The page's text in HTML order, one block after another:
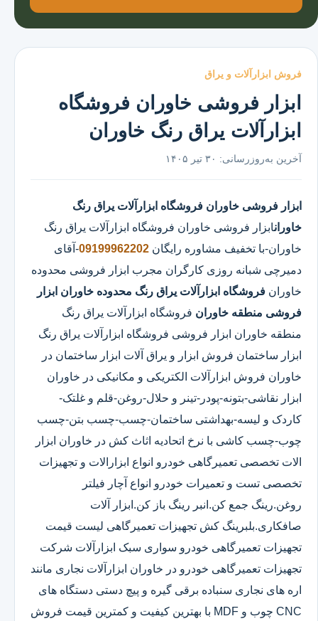
فروش ابزارآلات و یراق
ابزار فروشی خاوران فروشگاه
ابزارآلات یراق رنگ خاوران
آخرین به‌روزرسانی: ۳۰ تیر ۱۴۰۵
ابزار فروشی خاوران فروشگاه ابزارآلات یراق رنگ
خاورانابزار فروشی خاوران فروشگاه ابزارآلات یراق رنگ
خاوران-با تخفیف مشاوره رایگان 09199962202-آقای
دمیرچی شبانه روزی کارگران مجرب ابزار فروشی محدوده
خاوران فروشگاه ابزارآلات یراق رنگ محدوده خاوران ابزار
فروشی منطقه خاوران فروشگاه ابزارآلات یراق رنگ
منطقه خاوران ابزار فروشی فروشگاه ابزارآلات یراق رنگ
ابزار ساختمان فروش ابزار و یراق آلات ابزار ساختمان در
خاوران فروش ابزارآلات الکتریکی و مکانیکی در خاوران
ابزار نقاشی-بتونه-پودر-تینر و حلال-روغن-قلم و غلتک-
کاردک و لیسه-بهداشتی ساختمان-چسب-چسب بتن-چسب
چوب-چسب کاشی با نرخ اتحادیه اثاث کش در خاوران ابزار
الات تخصصی تعمیرگاهی خودرو انواع ابزارالات و تجهیزات
تخصصی تست و تعمیرات خودرو انواع آچار فیلتر
روغن.رینگ جمع کن.انبر رینگ باز کن.ابزار آلات
صافکاری.بلبرینگ کش تجهیزات تعمیرگاهی لیست قیمت
تجهیزات تعمیرگاهی خودرو سواری سبک ابزارآلات شرکت
تجهیزات تعمیرگاهی خودرو در خاوران ابزارآلات نجاری مانند
اره های نجاری سنباده برقی گیره و پیچ دستی دستگاه های
CNC چوب و MDF با بهترین کیفیت و کمترین قیمت فروش